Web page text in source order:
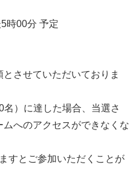
時00分 予定
させていただいておりま
）に達した場合、当選さ
へのアクセスができなくな
すとご参加いただくことが